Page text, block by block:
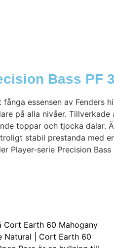
Bass PF
essensen av Fenders
på alla nivåer.
toppar och tjocka dalar.
stabil prestanda med
Player-serie Precision